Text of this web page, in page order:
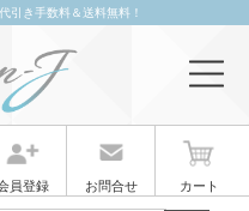
引き手数料＆送料無料！
員登録 お問合せ カート